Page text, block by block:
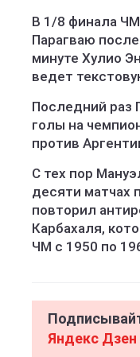
В 1/8 финала
Парагваю
минуте Хулио
ведет
Последний раз
голы на
против
С тех пор
десяти матчах
повторил
Карбахаля,
ЧМ с 1950 по
Яндекс Дзен